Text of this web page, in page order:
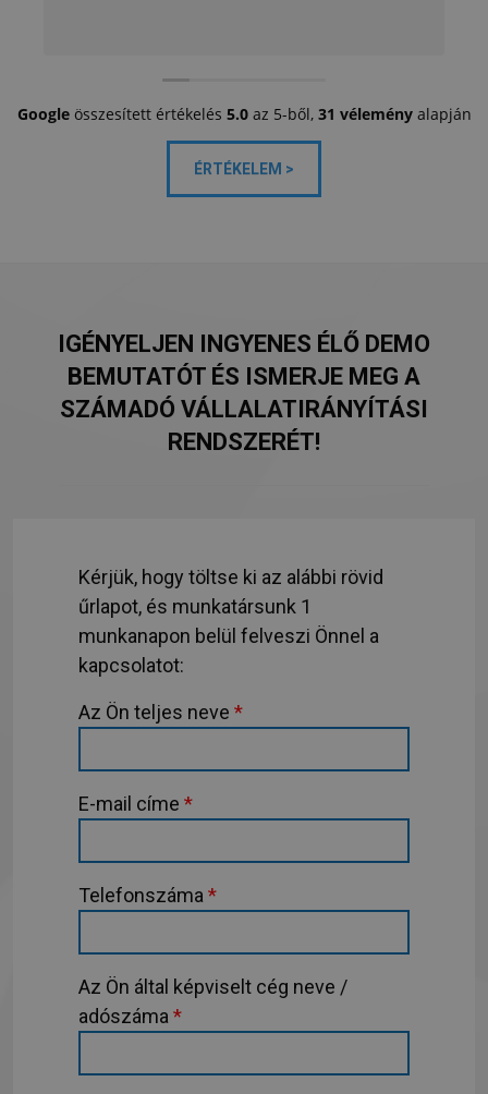
Googleösszesített értékelés 5.0az 5-ből, 31 véleményalapján
ÉRTÉKELEM >
IGÉNYELJEN INGYENES ÉLŐ DEMO
BEMUTATÓT ÉS ISMERJE MEG A
SZÁMADÓ VÁLLALATIRÁNYÍTÁSI
RENDSZERÉT!
Kérjük, hogy töltse ki az alábbi rövid
űrlapot, és munkatársunk 1
munkanapon belül felveszi Önnel a
kapcsolatot:
Az Ön teljes neve *
E-mail címe *
Telefonszáma *
Az Ön által képviselt cég neve /
adószáma *